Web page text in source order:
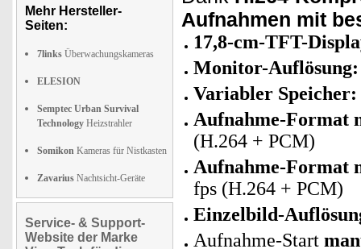
Mehr Hersteller-
Seiten:
7links Überwachungskameras
ELESION
Semptec Urban Survival
Technology Heizstrahler
Somikon Kameras für Nistkasten
Zavarius Nachtsicht-Geräte
Service- & Support-
Website der Marke
Aufnahmen mit
17,8-cm-TFT-
Monitor-Auflösung:
Variabler Speicher:
Aufnahme-Format
(H.264 + PCM)
Aufnahme-Format
fps (H.264 + PCM)
Einzelbild-
Aufnahme-Start